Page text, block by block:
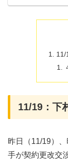
11/
11/19：下
昨日（11/19）
手が契約更改交